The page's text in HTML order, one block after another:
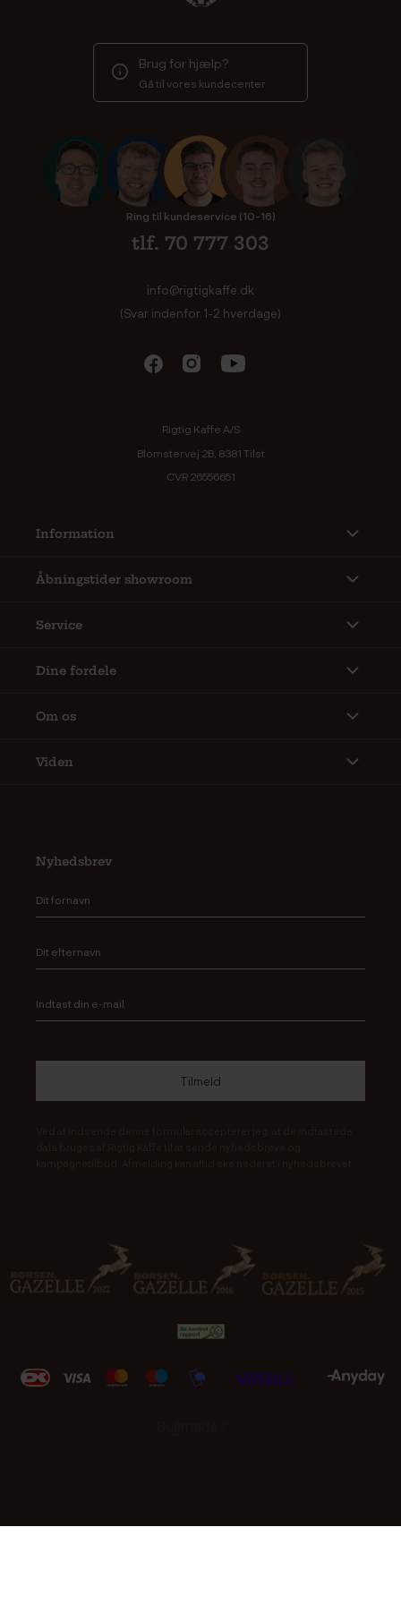
Brug for hjælp?
Gå til vores kundecenter
Ring til kundeservice (10-16)
tlf. 70 777 303
info@rigtigkaffe.dk
(Svar indenfor 1-2 hverdage)
Rigtig Kaffe A/S
Blomstervej 2B, 8381 Tilst
CVR 26556651
Information
Åbningstider showroom
Service
Dine fordele
Om os
Viden
Nyhedsbrev